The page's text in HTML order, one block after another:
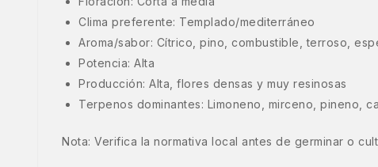
Clima preferente: Templado/mediterráneo
Aroma/sabor: Cítrico, pino, combustible, terroso,
Potencia: Alta
Producción: Alta, flores densas y muy resinosas
Terpenos dominantes: Limoneno, mirceno, pineno,
Nota: Verifica la normativa local antes de germinar o